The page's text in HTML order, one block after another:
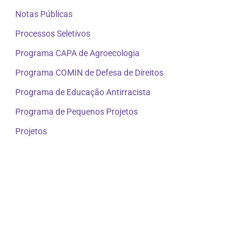
Notas Públicas
Processos Seletivos
Programa CAPA de Agroecologia
Programa COMIN de Defesa de Direitos
Programa de Educação Antirracista
Programa de Pequenos Projetos
Projetos